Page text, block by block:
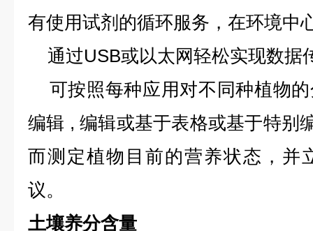
有使用试剂的循环服务，在环境中
通过USB或以太网轻松实现数据
可按照每种应用对不同种植物
编辑 , 编辑或基于表格或基于特别
而测定植物目前的营养状态，并
议。
土壤养分含量